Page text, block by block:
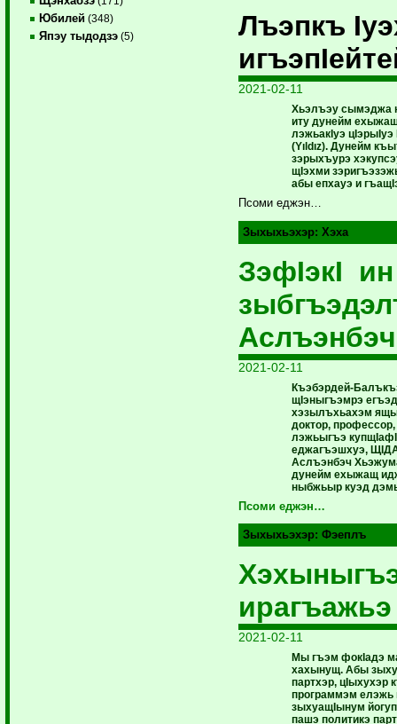
Юбилей (348)
Япэу тыдодзэ (5)
Лъэпкъ
2021-02-11
Хьэлъэу сымэджа
иту дунейм
лэжьакІуэ
(Yıldız). Дунейм
зэрыхъурэ
щIэхми
абы епхауэ и
Псоми еджэн…
Зыхыхьэхэр: Хэха
ЗэфIэкI
Аслъэнбэч
2021-02-11
Къэбэрдей-
щIэныгъэмрэ
хэзылъхьахэм
доктор,
лэжьыгъэ
еджагъэшхуэ,
Аслъэнбэч
дунейм ехыжащ
ныбжьыр куэд
Псоми еджэн…
Зыхыхьэхэр: Фэеплъ
ирагъажьэ
2021-02-11
Мы гъэм фокIадэ
хахынущ. Абы
партхэр, цIыхухэр
программэм елэжь
зыхуащIынум
пашэ политикэ